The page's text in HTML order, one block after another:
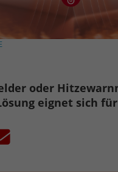
oder
eignet sich